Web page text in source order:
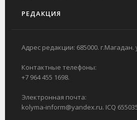
РЕДАКЦИЯ
Адрес редакции: 685000. г.Магадан.
Контактные телефоны:
+7 964 455 1698.
Электронная почта:
kolyma-inform@yandex.ru. ICQ